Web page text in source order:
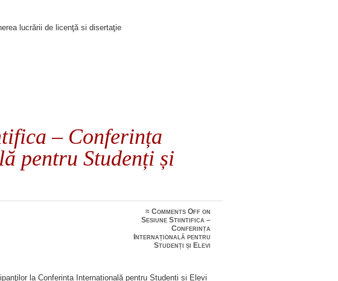
lucrării de licenţă si disertaţie
– Conferința
pentru Studenți și
≈Comments Off on
Sesiune Stiintifica –
Conferința
Internațională pentru
Studenți și Elevi
la Conferința Internațională pentru Studenți și Elevi